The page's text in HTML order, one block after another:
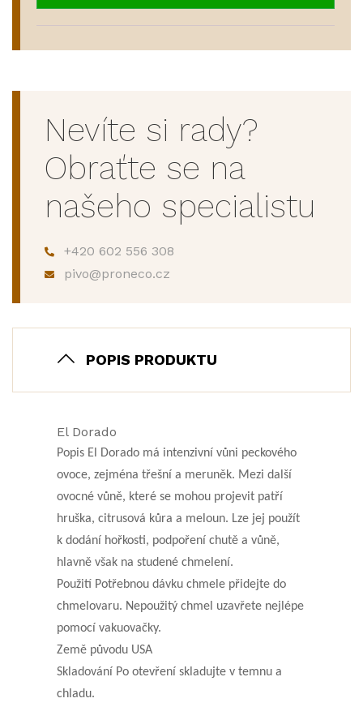
Nevíte si rady?
Obraťte se na
našeho specialistu
+420 602 556 308
pivo@proneco.cz
POPIS PRODUKTU
El Dorado
Popis El Dorado má intenzivní vůni peckového
ovoce, zejména třešní a meruněk. Mezi další
ovocné vůně, které se mohou projevit patří
hruška, citrusová kůra a meloun. Lze jej použít
k dodání hořkosti, podpoření chutě a vůně,
hlavně však na studené chmelení.
Použití Potřebnou dávku chmele přidejte do
chmelovaru. Nepoužitý chmel uzavřete nejlépe
pomocí vakuovačky.
Země původu USA
Skladování Po otevření skladujte v temnu a
chladu.